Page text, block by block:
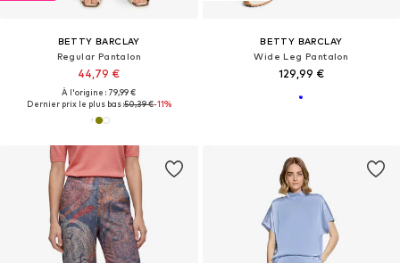
BETTY BARCLAY
Regular Pantalon
44,79 €
À l'origine : 79,99 €
Dernier prix le plus bas :50,39 €-11%
BETTY BARCLAY
Wide Leg Pantalon
129,99 €